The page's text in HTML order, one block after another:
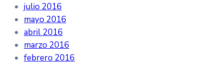
julio 2016
mayo 2016
abril 2016
marzo 2016
febrero 2016